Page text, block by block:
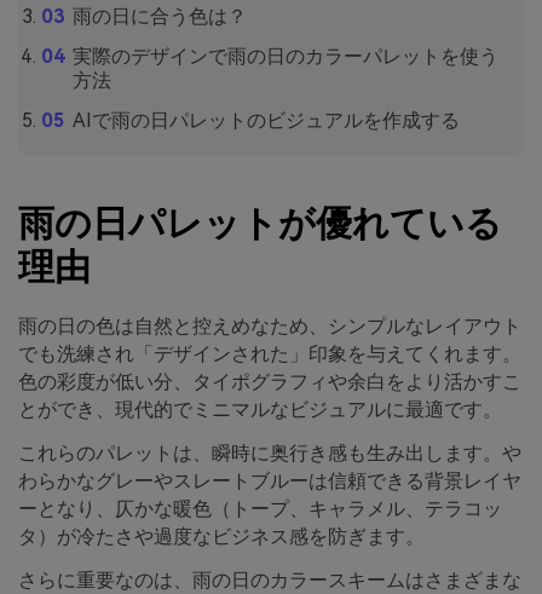
雨の日に合う色は？
実際のデザインで雨の日のカラーパレットを使う
方法
AIで雨の日パレットのビジュアルを作成する
雨の日パレットが優れている
理由
雨の日の色は自然と控えめなため、シンプルなレイアウト
でも洗練され「デザインされた」印象を与えてくれます。
色の彩度が低い分、タイポグラフィや余白をより活かすこ
とができ、現代的でミニマルなビジュアルに最適です。
これらのパレットは、瞬時に奥行き感も生み出します。や
わらかなグレーやスレートブルーは信頼できる背景レイヤ
ーとなり、仄かな暖色（トープ、キャラメル、テラコッ
タ）が冷たさや過度なビジネス感を防ぎます。
さらに重要なのは、雨の日のカラースキームはさまざまな